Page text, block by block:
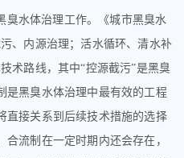
臭水体治理工作。《城市黑臭水
、内源治理；活水循环、清水补
术路线，其中“控源截污”是黑臭
是黑臭水体治理中最有效的工程
直接关系到后续技术措施的选择
流制在一定时期内还会存在，